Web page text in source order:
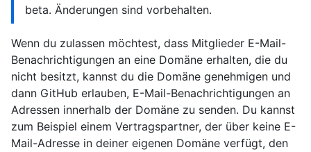
beta. Änderungen sind vorbehalten.
Wenn du zulassen möchtest, dass Mitglieder E-Mail-
Benachrichtigungen an eine Domäne erhalten, die du
nicht besitzt, kannst du die Domäne genehmigen und
dann GitHub erlauben, E-Mail-Benachrichtigungen an
Adressen innerhalb der Domäne zu senden. Du kannst
zum Beispiel einem Vertragspartner, der über keine E-
Mail-Adresse in deiner eigenen Domäne verfügt, den